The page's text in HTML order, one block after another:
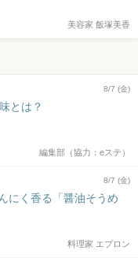
美容家 飯塚美香
8/7 (金)
とは？
編集部（協力：eステ）
8/7 (金)
にく香る「醤油そうめ
料理家 エプロン